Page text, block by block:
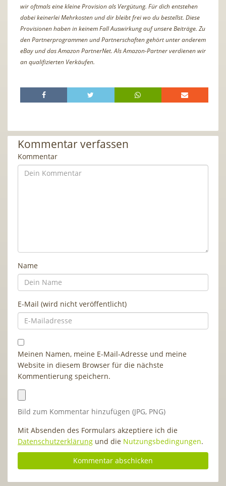
wir oftmals eine kleine Provision als Vergütung. Für dich entstehen
dabei keinerlei Mehrkosten und dir bleibt frei wo du bestellst. Diese
Provisionen haben in keinem Fall Auswirkung auf unsere Beiträge. Zu
den Partnerprogrammen und Partnerschaften gehört unter anderem
eBay und das Amazon PartnerNet. Als Amazon-Partner verdienen wir
an qualifizierten Verkäufen.
Kommentar verfassen
Kommentar
Name
E-Mail (wird nicht veröffentlicht)
Meinen Namen, meine E-Mail-Adresse und meine
Website in diesem Browser für die nächste
Kommentierung speichern.
Bild zum Kommentar hinzufügen (JPG, PNG)
Mit Absenden des Formulars akzeptiere ich die
Datenschutzerklärung und die Nutzungsbedingungen.